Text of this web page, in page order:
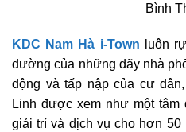
Bình
KDC Nam Hà i-Town luôn
đường của những dãy nhà
động và tấp nập của cư
Linh được xem như một
giải trí và dịch vụ cho hơn